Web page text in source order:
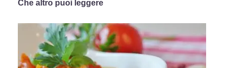
Che altro puoi leggere